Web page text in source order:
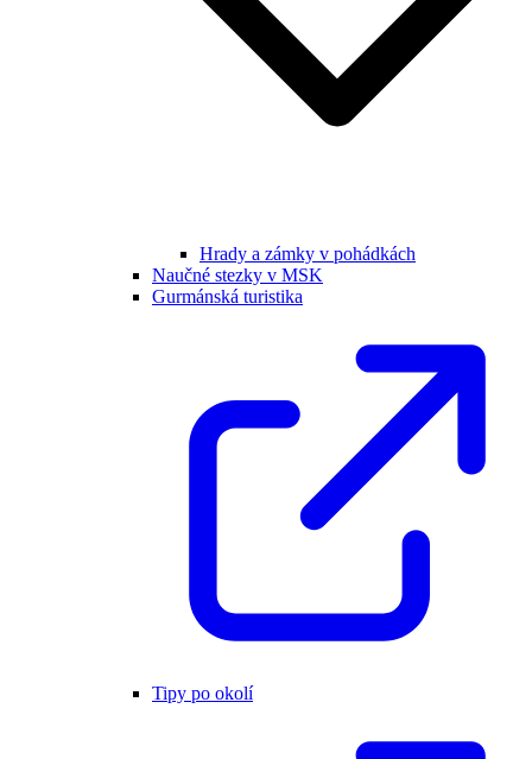
Hrady a zámky v pohádkách
Naučné stezky v MSK
Gurmánská turistika
Tipy po okolí